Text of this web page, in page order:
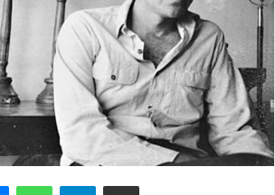
WhatsApp Telegram